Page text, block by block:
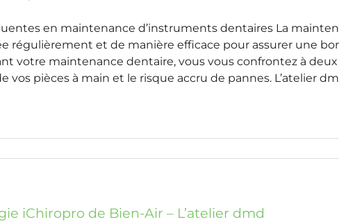
en maintenance d’instruments dentaires La
régulièrement et de manière efficace pour assurer une
votre maintenance dentaire, vous vous confrontez à
vos pièces à main et le risque accru de pannes. L’atelier
iChiropro de Bien-Air – L’atelier dmd